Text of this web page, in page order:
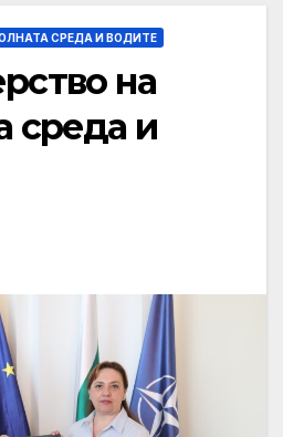
СРЕДА И ВОДИТЕ
на
среда и